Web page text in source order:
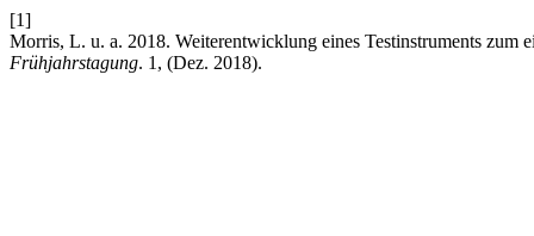
[1]
Morris, L. u. a. 2018. Weiterentwicklung eines Testinstruments zum
Frühjahrstagung. 1, (Dez. 2018).